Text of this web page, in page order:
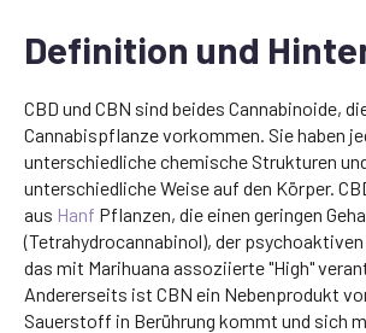
Definition und
CBD und CBN sind beides Cannabinoide,
Cannabispflanze vorkommen. Sie haben
unterschiedliche chemische Strukturen
unterschiedliche Weise auf den Körper.
aus Hanf Pflanzen, die einen geringen
(Tetrahydrocannabinol), der
das mit Marihuana assoziierte "High"
Andererseits ist CBN ein Nebenprodukt
Sauerstoff in Berührung kommt und sich